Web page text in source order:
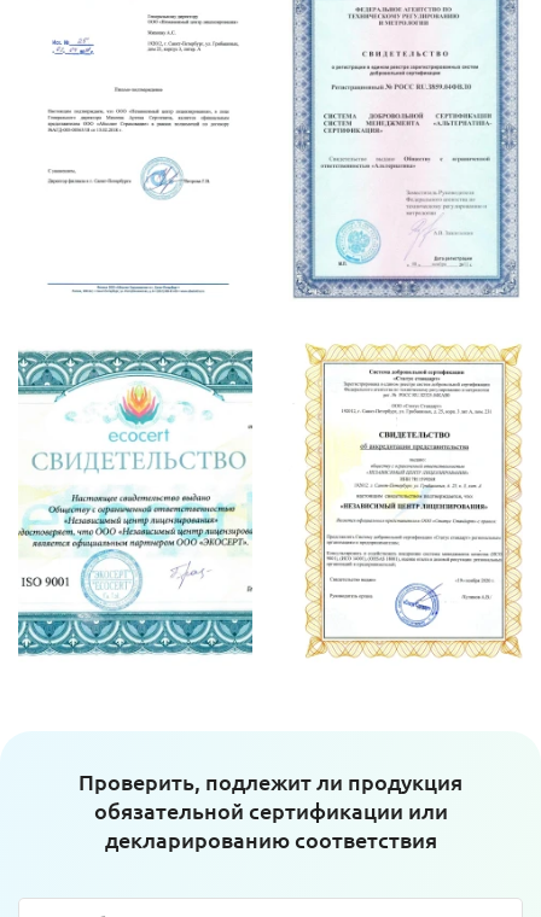
Проверить, подлежит ли продукция
обязательной сертификации или
декларированию соответствия